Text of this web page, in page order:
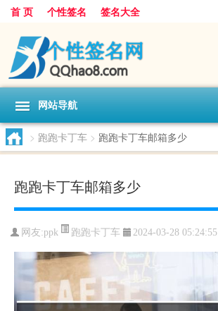
首 页 个性签名 签名大全
网站导航
> 跑跑卡丁车 > 跑跑卡丁车邮箱多少
跑跑卡丁车邮箱多少
网友:ppk 跑跑卡丁车 2024-03-28 05:24:55